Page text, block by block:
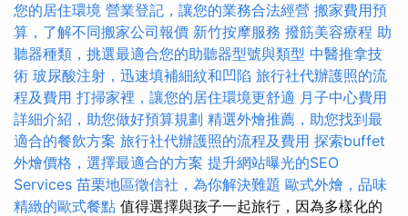
您的居住環境 營業登記，讓您的業務合法經營 搬家費用預
算，了解不同搬家公司報價 新竹按摩服務 撥筋美容療程 助
聽器種類，挑選最適合您的助聽器型號與類型 中醫推拿技
術 玻尿酸注射，迅速填補細紋和凹陷 旅行社代辦護照的流
程及費用 打掃家裡，讓您的居住環境更舒適 月子中心費用
詳細介紹，助您做好預算規劃 精選外燴推薦，助您找到最
適合的餐飲方案 旅行社代辦護照的流程及費用 探索buffet
外燴價格，選擇最適合的方案 提升網站曝光的SEO
Services 苗栗地區徵信社，為你解決難題 歐式外燴，品味
精緻的歐式餐點 值得選擇與孩子一起旅行，因為多樣化的